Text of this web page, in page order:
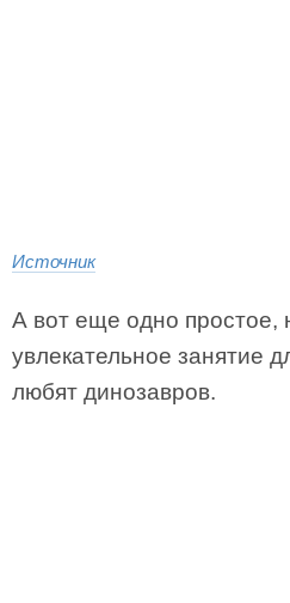
Источник
А вот еще одно простое,
увлекательное занятие
любят динозавров.